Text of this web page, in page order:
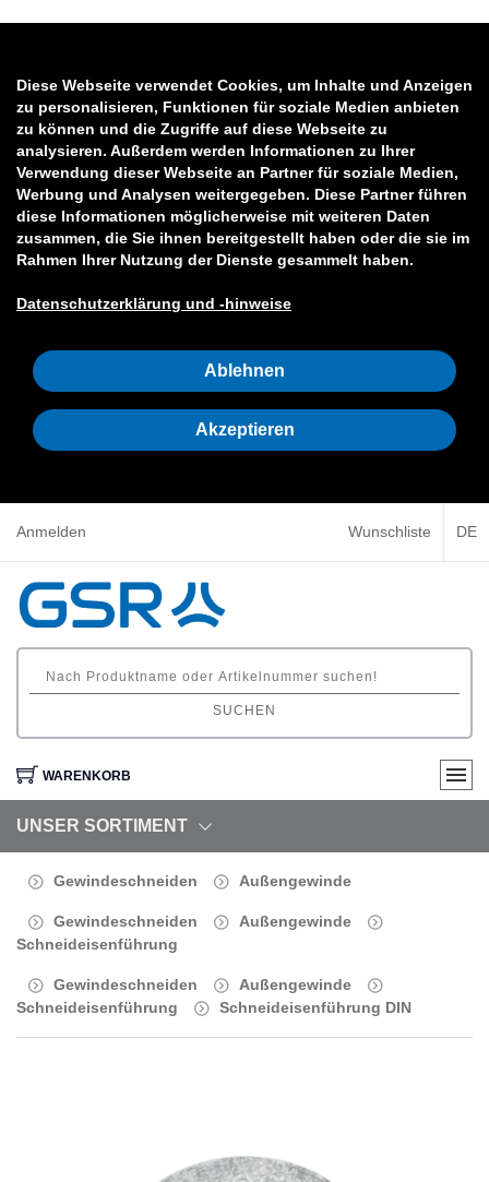
Diese Webseite verwendet Cookies, um Inhalte und Anzeigen
zu personalisieren, Funktionen für soziale Medien anbieten
zu können und die Zugriffe auf diese Webseite zu
analysieren. Außerdem werden Informationen zu Ihrer
Verwendung dieser Webseite an Partner für soziale Medien,
Werbung und Analysen weitergegeben. Diese Partner führen
diese Informationen möglicherweise mit weiteren Daten
zusammen, die Sie ihnen bereitgestellt haben oder die sie im
Rahmen Ihrer Nutzung der Dienste gesammelt haben.
Datenschutzerklärung und -hinweise
Ablehnen
Akzeptieren
Anmelden Wunschliste DE
SUCHEN
WARENKORB
UNSER SORTIMENT
Gewindeschneiden Außengewinde
Gewindeschneiden
Außengewinde
Schneideisenführung
Gewindeschneiden
Außengewinde
Schneideisenführung
Schneideisenführung DIN